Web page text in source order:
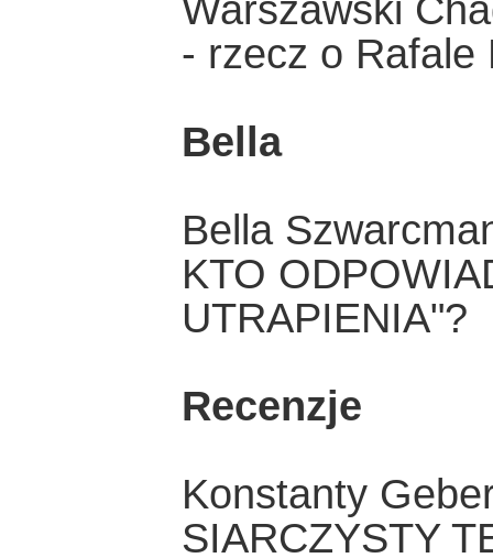
Warszawski
- rzecz o Rafale
Bella
Bella
KTO
UTRAPIENIA"?
Recenzje
Konstanty
SIARCZYSTY